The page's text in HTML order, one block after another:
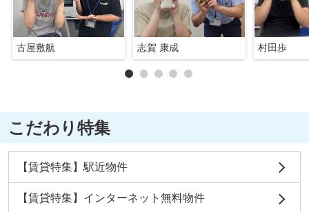
古屋敷航 志賀 康成 村田歩
こだわり特集
【賃貸特集】駅近物件
【賃貸特集】インターネット無料物件